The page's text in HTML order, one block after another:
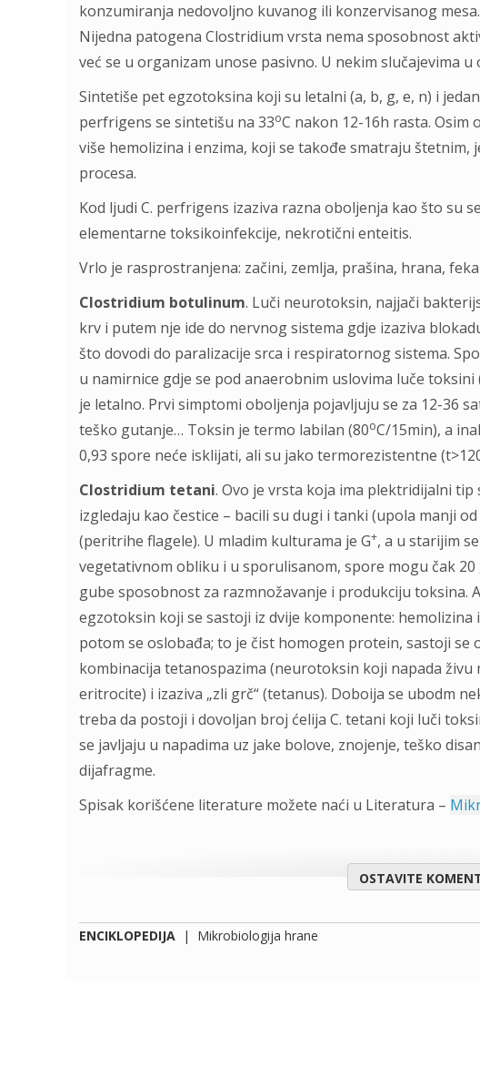
konzumiranja nedovoljno kuvanog ili konzervisanog
Nijedna patogena Clostridium vrsta nema sposobnost
već se u organizam unose pasivno. U nekim slučajevima
Sintetiše pet egzotoksina koji su letalni (a, b, g, e, n) i
perfrigens se sintetišu na 33oC nakon 12-16h rasta.
više hemolizina i enzima, koji se takođe smatraju
procesa.
Kod ljudi C. perfrigens izaziva razna oboljenja kao što su
elementarne toksikoinfekcije, nekrotični enteitis.
Vrlo je rasprostranjena: začini, zemlja, prašina, hrana,
Clostridium botulinum. Luči neurotoksin, najjači
krv i putem nje ide do nervnog sistema gdje izaziva
što dovodi do paralizacije srca i respiratornog sistema.
u namirnice gdje se pod anaerobnim uslovima luče
je letalno. Prvi simptomi oboljenja pojavljuju se za 12-36
teško gutanje… Toksin je termo labilan (80oC/15min), a
0,93 spore neće isklijati, ali su jako termorezistentne
Clostridium tetani. Ovo je vrsta koja ima plektridijalni
izgledaju kao čestice – bacili su dugi i tanki (upola manji
(peritrihe flagele). U mladim kulturama je G+, a u starijim
vegetativnom obliku i u sporulisanom, spore mogu čak
gube sposobnost za razmnožavanje i produkciju toksina.
egzotoksin koji se sastoji iz dvije komponente:
potom se oslobađa; to je čist homogen protein, sastoji se
kombinacija tetanospazima (neurotoksin koji napada
eritrocite) i izaziva „zli grč“ (tetanus). Doboija se ubodm
treba da postoji i dovoljan broj ćelija C. tetani koji luči
se javljaju u napadima uz jake bolove, znojenje, teško
dijafragme.
Spisak korišćene literature možete naći u Literatura –
OSTAVITE
ENCIKLOPEDIJA | Mikrobiologija hrane